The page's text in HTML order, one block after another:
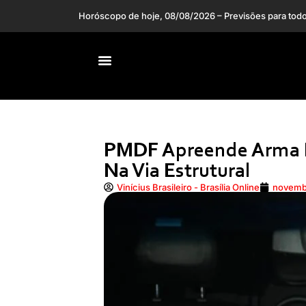
Elogio da Barbie! Wagner M
PMDF Apreende
Na Via Estrutural
Vinícius Brasileiro - Brasília Online